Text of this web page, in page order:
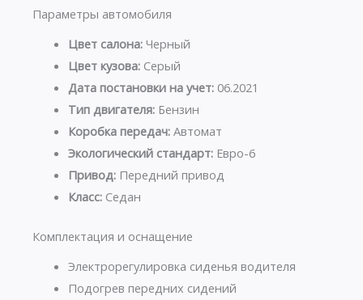
Параметры автомобиля
Цвет салона:Черный
Цвет кузова:Серый
Дата постановки на учет:06.2021
Тип двигателя:Бензин
Коробка передач:Автомат
Экологический стандарт:Евро-6
Привод:Передний привод
Класс:Седан
Комплектация и оснащение
Электрорегулировка сиденья водителя
Подогрев передних сидений